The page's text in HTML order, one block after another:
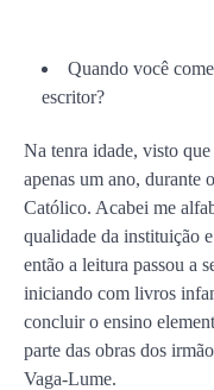
Quando você
escritor?
Na tenra idade, visto
apenas um ano, durante
Católico. Acabei me
qualidade da instituição
então a leitura passou a
iniciando com livros
concluir o ensino
parte das obras dos
Vaga-Lume.